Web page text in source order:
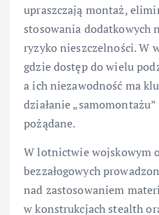
upraszczają montaż,
stosowania dodatkowych
ryzyko nieszczelności. W
gdzie dostęp do wielu
a ich niezawodność ma
działanie
pożądane.
W lotnictwie wojskowym
bezzałogowych
nad zastosowaniem
w konstrukcjach stealth